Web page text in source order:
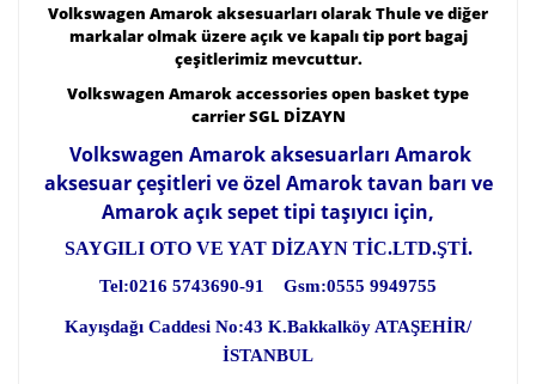
Volkswagen Amarok aksesuarları olarak Thule ve diğer
markalar olmak üzere açık ve kapalı tip port bagaj
çeşitlerimiz mevcuttur.
Volkswagen Amarok accessories open basket type
carrier SGL DİZAYN
Volkswagen Amarok aksesuarları Amarok
aksesuar çeşitleri ve özel Amarok tavan barı ve
Amarok açık sepet tipi taşıyıcı için,
SAYGILI OTO VE YAT DİZAYN TİC.LTD.ŞTİ.
Tel:0216 5743690-91 Gsm:0555 9949755
Kayışdağı Caddesi No:43 K.Bakkalköy ATAŞEHİR/
İSTANBUL